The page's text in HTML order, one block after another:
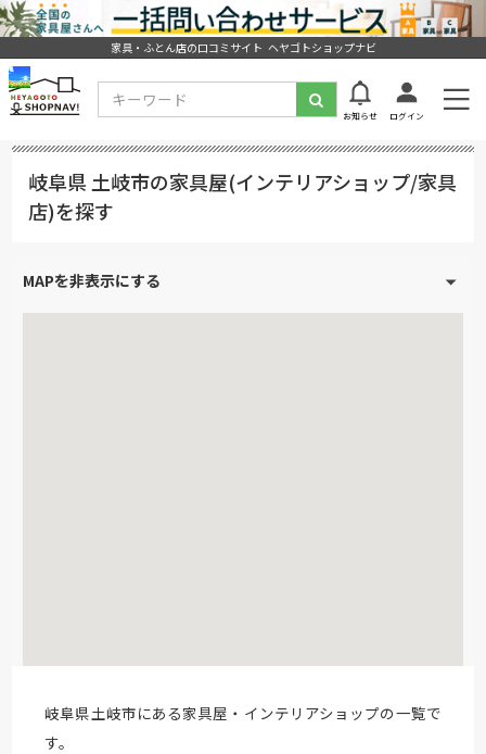
家具・ふとん店の口コミサイト ヘヤゴトショップナビ
お知らせ ログイン
岐阜県 土岐市の家具屋(インテリアショップ/家具
店)を探す
岐阜県土岐市にある家具屋・インテリアショップの一覧で
す。